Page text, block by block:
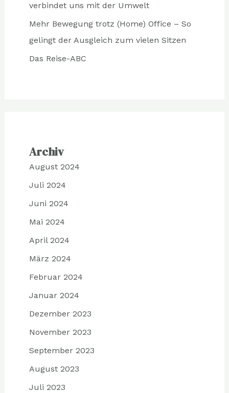
verbindet uns mit der Umwelt
Mehr Bewegung trotz (Home) Office – So
gelingt der Ausgleich zum vielen Sitzen
Das Reise-ABC
Archiv
August 2024
Juli 2024
Juni 2024
Mai 2024
April 2024
März 2024
Februar 2024
Januar 2024
Dezember 2023
November 2023
September 2023
August 2023
Juli 2023